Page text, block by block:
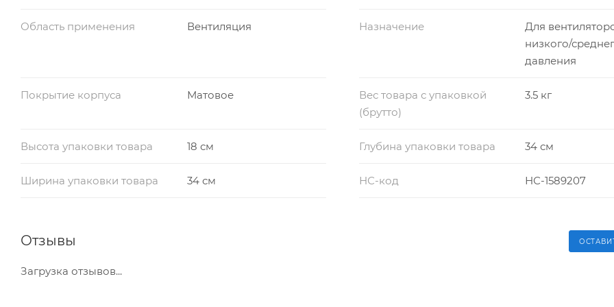
Область применения Вентиляция Назначение
Для
низкого/
давления
Покрытие корпуса Матовое
Вес товара с упаковкой
(брутто)
3.5 кг
Высота упаковки товара 18 см Глубина упаковки товара 34 см
Ширина упаковки товара 34 см НС-код НС-1589207
Отзывы
Загрузка отзывов...